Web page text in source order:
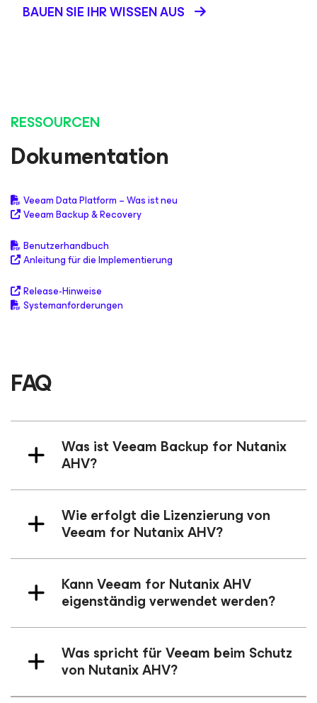
BAUEN SIE IHR WISSEN AUS
RESSOURCEN
Dokumentation
Veeam Data Platform – Was ist neu
Veeam Backup & Recovery
Benutzerhandbuch
Anleitung für die Implementierung
Release-Hinweise
Systemanforderungen
FAQ
Was ist Veeam Backup for Nutanix
AHV?
Wie erfolgt die Lizenzierung von
Veeam for Nutanix AHV?
Kann Veeam for Nutanix AHV
eigenständig verwendet werden?
Was spricht für Veeam beim Schutz
von Nutanix AHV?